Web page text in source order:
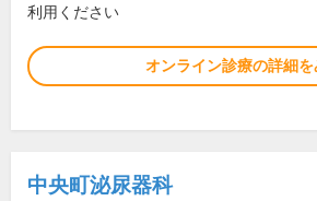
利用ください
オンライン診療の詳細を
中央町泌尿器科